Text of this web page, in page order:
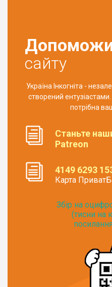
сайту
Україна Інкогніта -
створений
потрібна
Станьте
Patreon
4149 6293
Карта
Збір на
(тисни на